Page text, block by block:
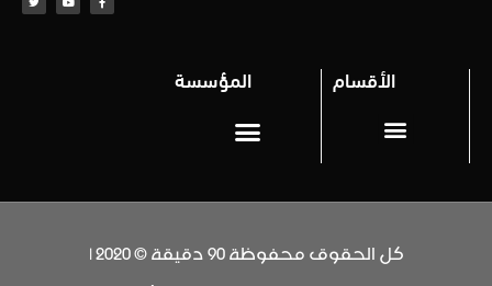
الأقسام المؤسسة
كل الحقوق محفوظة 90 دقيقة © 2020 |